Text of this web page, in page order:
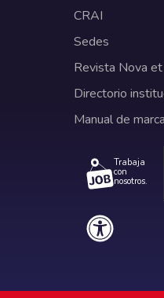
CRAI
Sedes
Revista Nova
Directorio
Manual de marca
Trabaja
con
nosotros.